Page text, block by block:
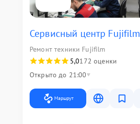
Сервисный центр Fujifilm
Ремонт техники Fujifilm
5,0172 оценки
Открыто до 21:00
Маршрут